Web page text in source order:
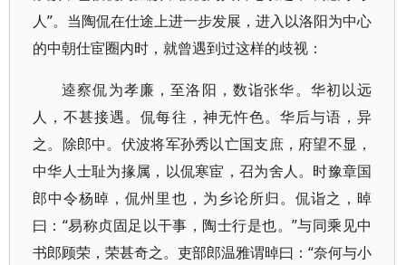
人”。当陶侃在仕途上进一步发展，进入以洛阳为中心
的中朝仕宦圈内时，就曾遇到过这样的歧视：
逵察侃为孝廉，至洛阳，数诣张华。华初以远
人，不甚接遇。侃每往，神无忤色。华后与语，异
之。除郎中。伏波将军孙秀以亡国支庶，府望不显，
中华人士耻为掾属，以侃寒宦，召为舍人。时豫章国
郎中令杨晫，侃州里也，为乡论所归。侃诣之，晫
曰：“易称贞固足以干事，陶士行是也。”与同乘见中
书郎顾荣，荣甚奇之。吏部郎温雅谓晫曰：“奈何与小